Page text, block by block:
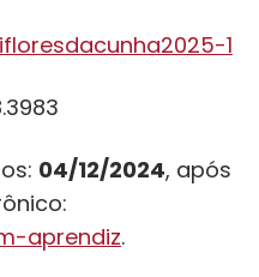
1
04/12/2024, após
aprendiz.